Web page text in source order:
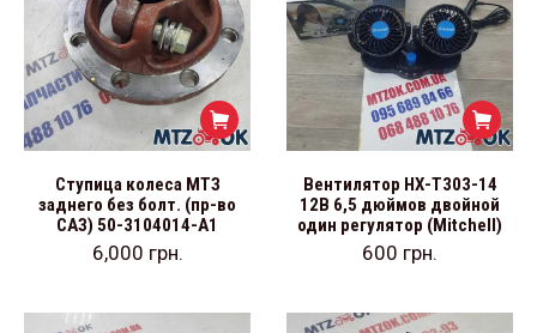
Ступица колеса МТЗ
заднего без болт. (пр-во
САЗ) 50-3104014-А1
6,000 грн.
Вентилятор НХ-Т303-14
12В 6,5 дюймов двойной
один регулятор (Mitchell)
600 грн.